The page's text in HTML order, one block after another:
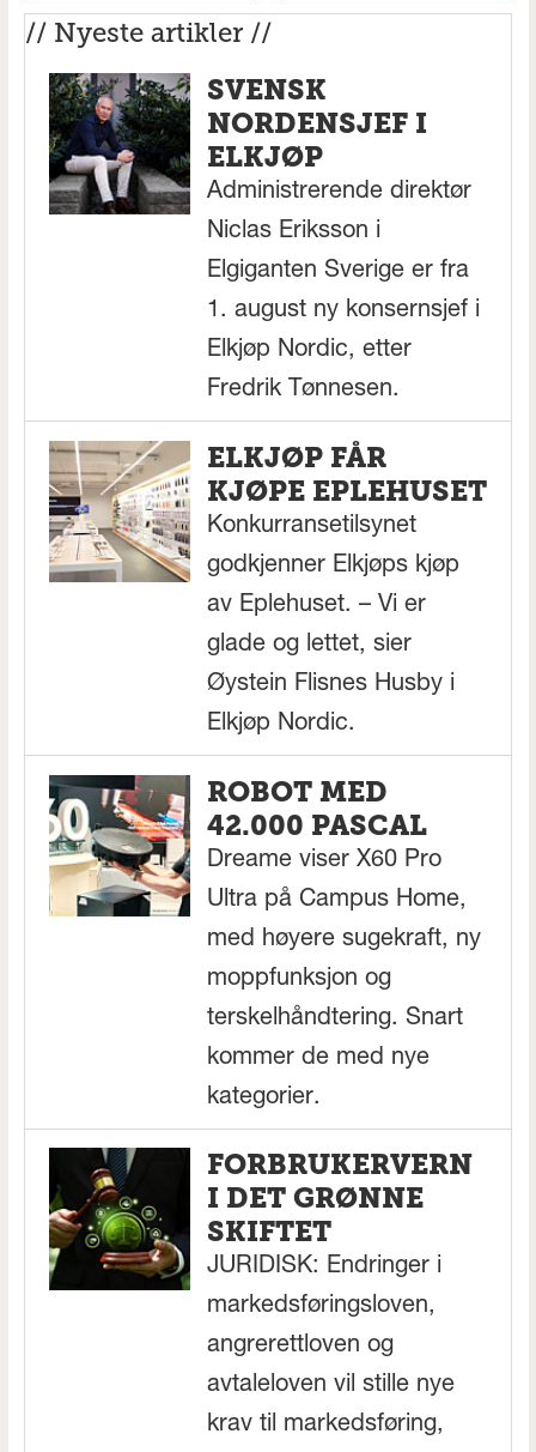
// Nyeste artikler //
SVENSK
NORDENSJEF I
ELKJØP
Administrerende direktør
Niclas Eriksson i
Elgiganten Sverige er fra
1. august ny konsernsjef i
Elkjøp Nordic, etter
Fredrik Tønnesen.
ELKJØP FÅR
KJØPE EPLEHUSET
Konkurransetilsynet
godkjenner Elkjøps kjøp
av Eplehuset. – Vi er
glade og lettet, sier
Øystein Flisnes Husby i
Elkjøp Nordic.
ROBOT MED
42.000 PASCAL
Dreame viser X60 Pro
Ultra på Campus Home,
med høyere sugekraft, ny
moppfunksjon og
terskelhåndtering. Snart
kommer de med nye
kategorier.
FORBRUKERVERN
I DET GRØNNE
SKIFTET
JURIDISK: Endringer i
markedsføringsloven,
angrerettloven og
avtaleloven vil stille nye
krav til markedsføring,